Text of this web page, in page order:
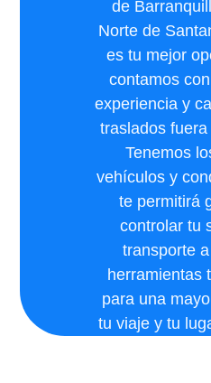
de
Norte de
es tu mejor
contamos
experiencia y
traslados
Tenemos
vehículos y
te permitirá
controlar tu
transporte
herramientas
para una
tu viaje y tu